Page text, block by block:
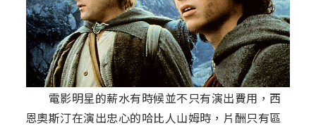
電影明星的薪水有時候並不只有演出費用，西
恩奧斯汀在演出忠心的哈比人山姆時，片酬只有區